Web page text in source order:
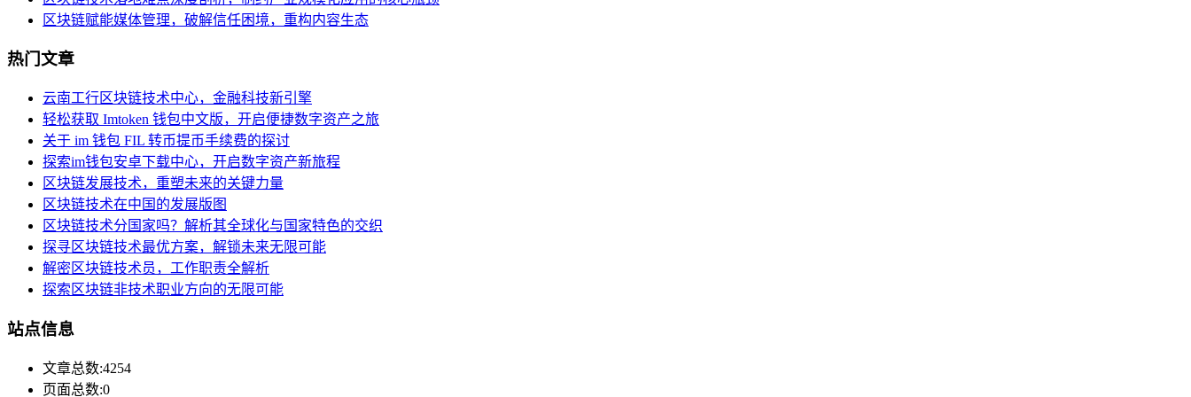
区块链赋能媒体管理，破解信任困境，重构内容生态
热门文章
云南工行区块链技术中心，金融科技新引擎
轻松获取 Imtoken 钱包中文版，开启便捷数字资产之旅
关于 im 钱包 FIL 转币提币手续费的探讨
探索im钱包安卓下载中心，开启数字资产新旅程
区块链发展技术，重塑未来的关键力量
区块链技术在中国的发展版图
区块链技术分国家吗？解析其全球化与国家特色的交织
探寻区块链技术最优方案，解锁未来无限可能
解密区块链技术员，工作职责全解析
探索区块链非技术职业方向的无限可能
站点信息
文章总数:4254
页面总数:0